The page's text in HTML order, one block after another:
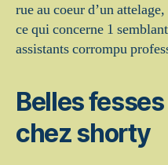
rue au coeur d’un
ce qui concerne 1
assistants corrompu
Belles fesses
chez shorty